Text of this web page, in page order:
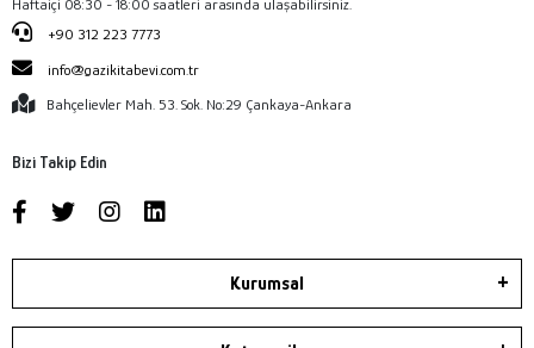
Haftaiçi 08:30 - 18:00 saatleri arasında ulaşabilirsiniz.
+90 312 223 7773
info@gazikitabevi.com.tr
Bahçelievler Mah. 53. Sok. No:29 Çankaya-Ankara
Bizi Takip Edin
Kurumsal